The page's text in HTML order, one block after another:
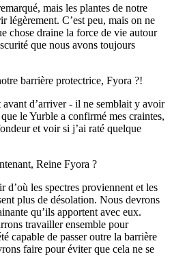
mais les plantes de notre
légèrement. C’est peu, mais on ne
chose draine la force de vie autour
que nous avons toujours
barrière protectrice, Fyora ?!
d’arriver - il ne semblait y avoir
le Yurble a confirmé mes craintes,
et voir si j’ai raté quelque
Reine Fyora ?
les spectres proviennent et les
plus de désolation. Nous devrons
qu’ils apportent avec eux.
travailler ensemble pour
capable de passer outre la barrière
faire pour éviter que cela ne se